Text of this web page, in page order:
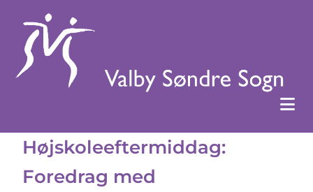
Højskoleeftermiddag:
Foredrag med